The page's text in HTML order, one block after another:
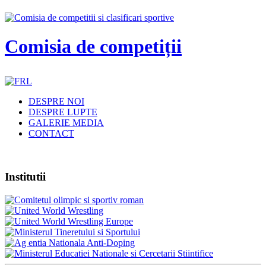
Comisia de competiții
DESPRE NOI
DESPRE LUPTE
GALERIE MEDIA
CONTACT
Institutii